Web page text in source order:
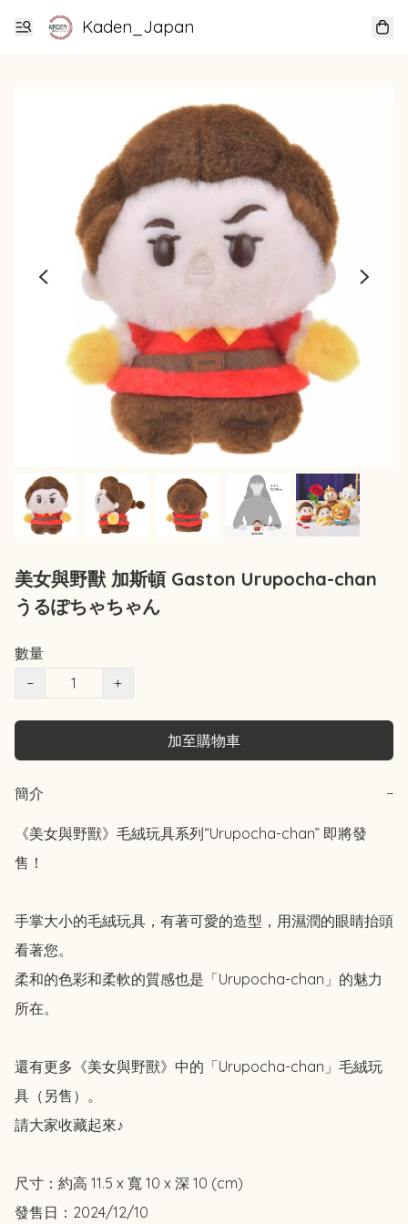
Kaden_Japan
美女與野獸 加斯頓 Gaston Urupocha-chan
うるぽちゃちゃん
數量
−
+
加至購物車
簡介 −
《美女與野獸》毛絨玩具系列“Urupocha-chan” 即將發
售！
手掌大小的毛絨玩具，有著可愛的造型，用濕潤的眼睛抬頭
看著您。
柔和的色彩和柔軟的質感也是「Urupocha-chan」的魅力
所在。
還有更多《美女與野獸》中的「Urupocha-chan」毛絨玩
具（另售）。
請大家收藏起來♪
尺寸：約高 11.5 x 寬 10 x 深 10 (cm)
發售日：2024/12/10